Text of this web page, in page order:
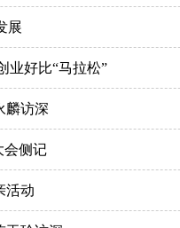
展
业好比“马拉松”
麟访深
会侧记
活动